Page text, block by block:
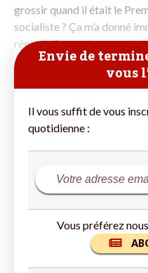
grossir quand il était le
socialiste ? Ça m’a donné
régime. Ce que je pouvais
mon
Envie de
vous
Il vous suffit de vous
quotidienne :
Vous préférez